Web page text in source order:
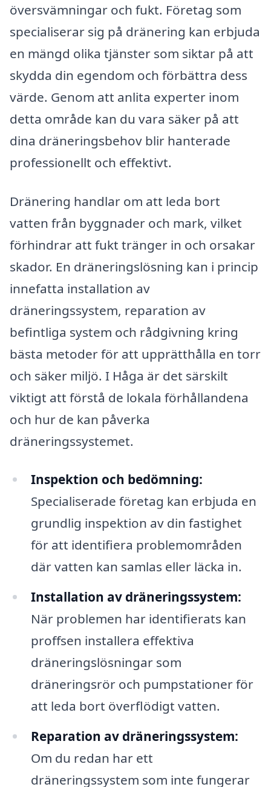
översvämningar och fukt. Företag som
specialiserar sig på dränering kan erbjuda
en mängd olika tjänster som siktar på att
skydda din egendom och förbättra dess
värde. Genom att anlita experter inom
detta område kan du vara säker på att
dina dräneringsbehov blir hanterade
professionellt och effektivt.
Dränering handlar om att leda bort
vatten från byggnader och mark, vilket
förhindrar att fukt tränger in och orsakar
skador. En dräneringslösning kan i princip
innefatta installation av
dräneringssystem, reparation av
befintliga system och rådgivning kring
bästa metoder för att upprätthålla en torr
och säker miljö. I Håga är det särskilt
viktigt att förstå de lokala förhållandena
och hur de kan påverka
dräneringssystemet.
Inspektion och bedömning:
Specialiserade företag kan erbjuda en
grundlig inspektion av din fastighet
för att identifiera problemområden
där vatten kan samlas eller läcka in.
Installation av dräneringssystem:
När problemen har identifierats kan
proffsen installera effektiva
dräneringslösningar som
dräneringsrör och pumpstationer för
att leda bort överflödigt vatten.
Reparation av dräneringssystem:
Om du redan har ett
dräneringssystem som inte fungerar